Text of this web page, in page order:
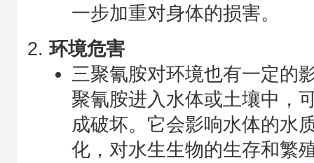
一步加重对身体的损害。
环境危害
三聚氰胺对环境也有一定的
聚氰胺进入水体或土壤中，
成破坏。它会影响水体的水
化，对水生生物的生存和繁